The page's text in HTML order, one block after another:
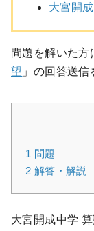
大宮開
問題を解いた方
望 」の回答送信
1 問題
2 解答・解説
大宮開成中学